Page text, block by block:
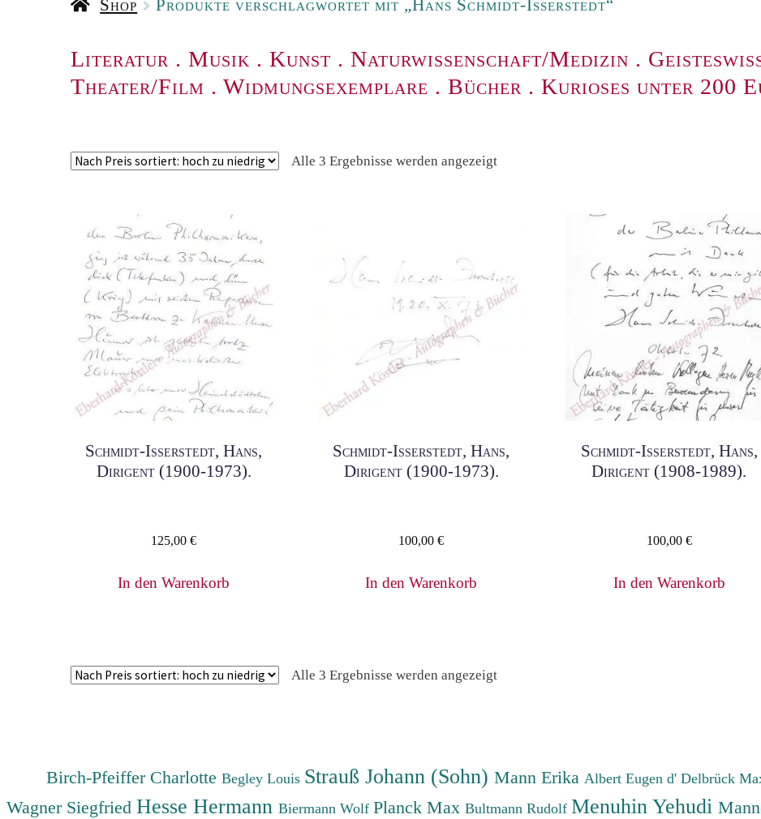
Shop Produkte verschlagwortet mit „Hans Schmidt-Isserstedt“
Literatur . Musik . Kunst . Naturwissenschaft/Medizin .
Theater/Film . Widmungsexemplare . Bücher . Kurioses unter 200
Alle 3 Ergebnisse werden angezeigtNach
Schmidt-Isserstedt, Hans,
Dirigent (1900-1973).
125,00€
In den Warenkorb
Schmidt-Isserstedt, Hans,
Dirigent (1900-1973).
100,00€
In den Warenkorb
Schmidt-Isserstedt, Hans,
Dirigent (1908-1989).
100,00 €
In den Warenkorb
Alle 3 Ergebnisse werden angezeigtNach
Birch-Pfeiffer CharlotteBegley Louis Strauß Johann (Sohn)Mann Erika Albert Eugen d'Delbrück
Wagner Siegfried Hesse Hermann Biermann Wolf Planck Max Bultmann Rudolf Menuhin Yehudi